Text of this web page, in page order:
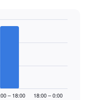
– 18:00 18:00 – 0:00